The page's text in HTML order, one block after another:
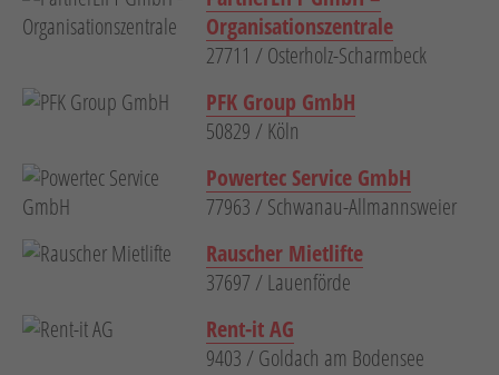
Organisationszentrale
27711 / Osterholz-Scharmbeck
PFK Group GmbH
50829 / Köln
Powertec Service GmbH
77963 / Schwanau-Allmannsweier
Rauscher Mietlifte
37697 / Lauenförde
Rent-it AG
9403 / Goldach am Bodensee